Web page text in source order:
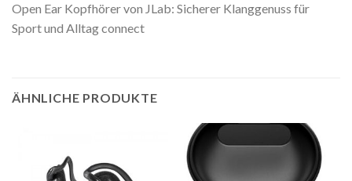
Open Ear Kopfhörer von JLab: Sicherer Klanggenuss für
Sport und Alltag connect
ÄHNLICHE PRODUKTE